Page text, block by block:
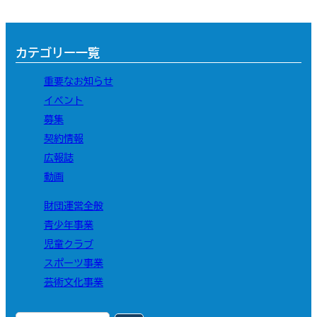
カテゴリー一覧
重要なお知らせ
イベント
募集
契約情報
広報誌
動画
財団運営全般
青少年事業
児童クラブ
スポーツ事業
芸術文化事業